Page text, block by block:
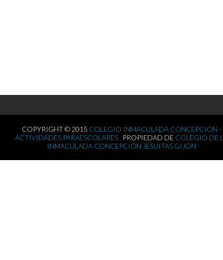
COPYRIGHT © 2015 COLEGIO INMACULADA CONCEPCIÓN -
ACTIVIDADES PARAESCOLARES . PROPIEDAD DE COLEGIO DE
INMACULADA CONCEPCIÓN JESUITAS GIJÓN